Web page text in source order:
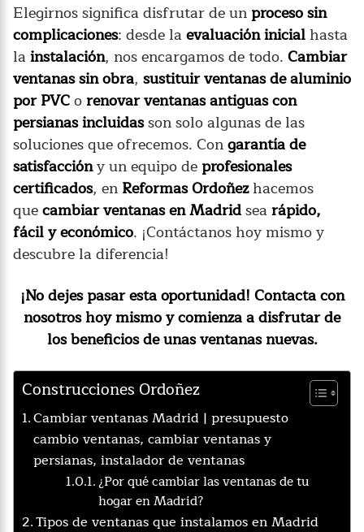
Elegirnos significa disfrutar de un proceso sin
complicaciones: desde laevaluación inicial hasta
lainstalación, nos encargamos de todo. Cambiar
ventanas sin obra, sustituir ventanas de aluminio
por PVCorenovar ventanas antiguas con
persianas incluidasson solo algunas de las
soluciones que ofrecemos. Congarantía de
satisfaccióny un equipo de profesionales
certificados, en Reformas Ordoñezhacemos
quecambiar ventanas en Madridsearápido,
fácil y económico. ¡Contáctanos hoy mismo y
descubre la diferencia!
¡No dejes pasar esta oportunidad! Contacta con
nosotros hoy mismo y comienza a disfrutar de
los beneficios de unas ventanas nuevas.
Construcciones Ordoñez
Cambiar ventanas Madrid | presupuesto
cambio ventanas, cambiar ventanas y
persianas, instalador de ventanas
¿Por qué cambiar las ventanas de tu
hogar en Madrid?
Tipos de ventanas que instalamos en Madrid